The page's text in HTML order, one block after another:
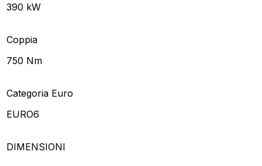
390 kW
Coppia
750 Nm
Categoria Euro
EURO6
DIMENSIONI